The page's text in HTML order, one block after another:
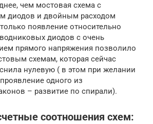
чем мостовая схема с
диодов и двойным расходом
появление относительно
диодов с очень
прямого напряжения позволило
схемам, которая сейчас
нулевую ( в этом при желании
одного из
– развитие по спирали).
соотношения схем: